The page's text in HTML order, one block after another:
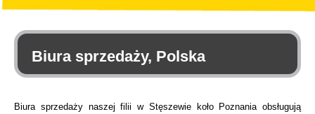
Biura sprzedaży, Polska
Biura sprzedaży naszej filii w Stęszewie koło Poznania obsługują